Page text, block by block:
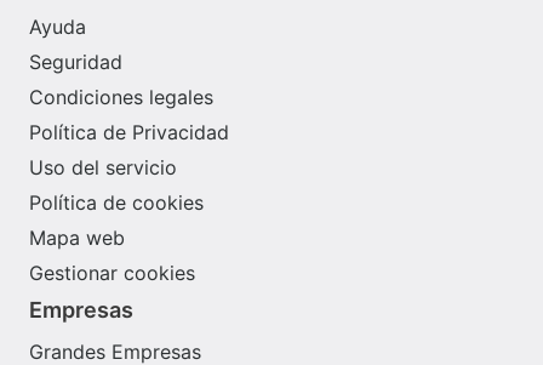
Ayuda
Seguridad
Condiciones legales
Política de Privacidad
Uso del servicio
Política de cookies
Mapa web
Gestionar cookies
Empresas
Grandes Empresas